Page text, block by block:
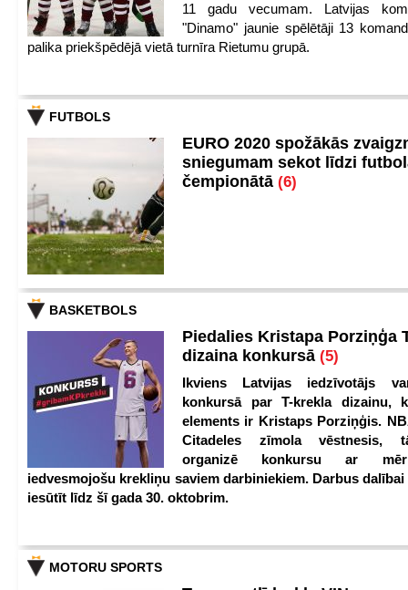
11 gadu vecumam. Latvijas
"Dinamo" jaunie spēlētāji 13
palika priekšpēdējā vietā turnīra Rietumu grupā.
FUTBOLS
EURO 2020 spožākās
sniegumam sekot līdzi
čempionātā (6)
BASKETBOLS
Piedalies Kristapa Porziņģa
dizaina konkursā (5)
Ikviens Latvijas iedzīvotājs
konkursā par T-krekla dizainu,
elements ir Kristaps Porziņģis.
Citadeles zīmola vēstnesis,
organizē konkursu ar
iedvesmojošu krekliņu saviem darbiniekiem. Darbus
iesūtīt līdz šī gada 30. oktobrim.
MOTORU SPORTS